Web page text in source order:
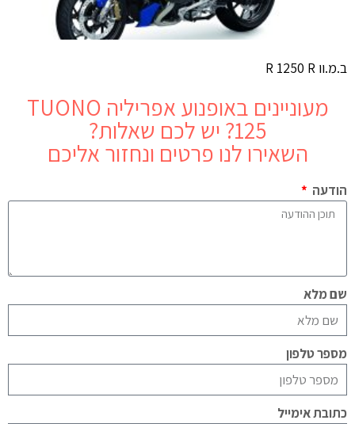
ב.מ.וו R 1250 R
מעוניינים באופנוע אפריליה TUONO
125? יש לכם שאלות?
השאירו לנו פרטים ונחזור אליכם
הודעה
שם מלא
מספר טלפון
כתובת אימייל